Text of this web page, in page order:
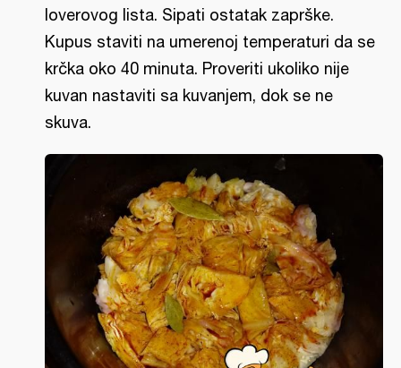
loverovog lista. Sipati ostatak zaprške.
Kupus staviti na umerenoj temperaturi da se
krčka oko 40 minuta. Proveriti ukoliko nije
kuvan nastaviti sa kuvanjem, dok se ne
skuva.